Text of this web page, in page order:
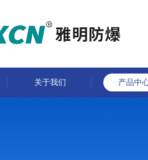
关于我们 产品中